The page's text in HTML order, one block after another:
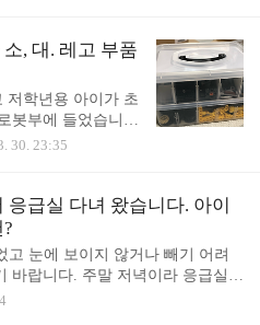
저의 속도를 조절
히기 시작하면 아
다음 문
첫째 아이가 자꾸
을 까먹는다고 해
다. 그래서 캠페인
도 구글 슬라이드
, 대. 레고 부품
저학년용 아이가 초
봇부에 들었습니
따라 만든 중국
문했습니다. 로켓
했습니다. 사이즈
주문했습니다. 왼쪽
이즈입니다. 박스를
가 했습니다. 붙어
있었습니다. 옆
30. 23:35
급실 다녀 왔습니다. 아이
눈에 보이지 않거나 빼기 어려
바랍니다. 주말 저녁이라 응급실
빼 주셔서 잘 해결 되었네요. 아